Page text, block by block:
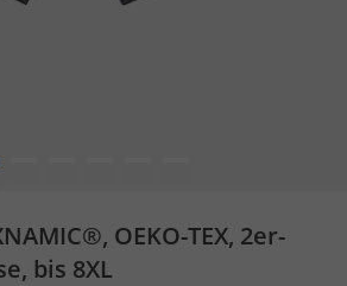
OEKO-TEX, 2er-
bis 8XL